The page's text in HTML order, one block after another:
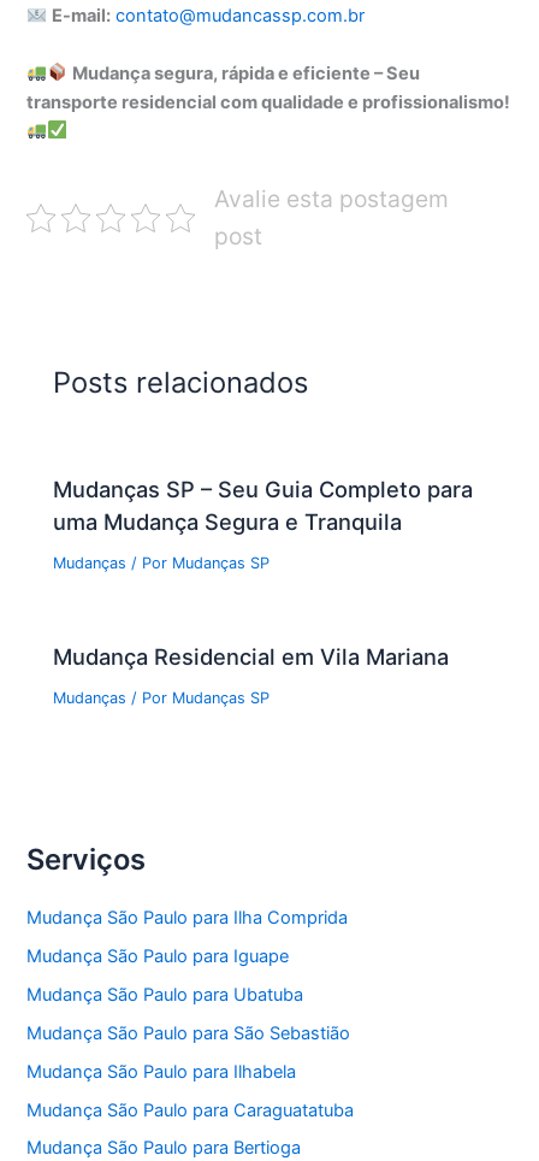
E-mail: contato@mudancassp.com.br
Mudança segura, rápida e eficiente – Seu
transporte residencial com qualidade e profissionalismo!
Avalie esta postagem
post
Posts relacionados
Mudanças SP – Seu Guia Completo para
uma Mudança Segura e Tranquila
Mudanças / Por Mudanças SP
Mudança Residencial em Vila Mariana
Mudanças / Por Mudanças SP
Serviços
Mudança São Paulo para Ilha Comprida
Mudança São Paulo para Iguape
Mudança São Paulo para Ubatuba
Mudança São Paulo para São Sebastião
Mudança São Paulo para Ilhabela
Mudança São Paulo para Caraguatatuba
Mudança São Paulo para Bertioga